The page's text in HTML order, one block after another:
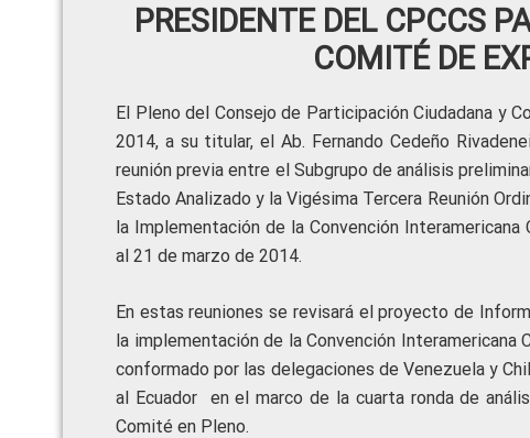
PRESIDENTE DEL CPCCS
COMITÉ DE
El Pleno del Consejo de Participación Ciudadana y
2014, a su titular, el Ab. Fernando Cedeño
reunión previa entre el Subgrupo de análisis
Estado Analizado y la Vigésima Tercera Reunión
la Implementación de la Convención
al 21 de marzo de 2014.
En estas reuniones se revisará el proyecto de
la implementación de la Convención Interamericana
conformado por las delegaciones de Venezuela y
al Ecuador en el marco de la cuarta ronda de
Comité en Pleno.